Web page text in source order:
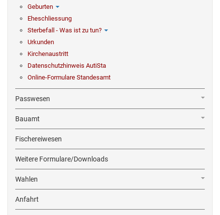
Geburten
Eheschliessung
Sterbefall - Was ist zu tun?
Urkunden
Kirchenaustritt
Datenschutzhinweis AutiSta
Online-Formulare Standesamt
Passwesen
Bauamt
Fischereiwesen
Weitere Formulare/Downloads
Wahlen
Anfahrt